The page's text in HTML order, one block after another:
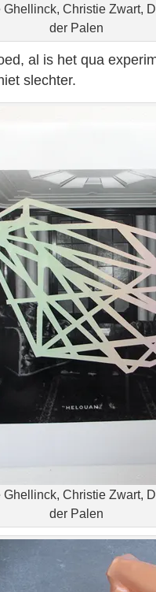
Christie Zwart,
der Palen
al is het qua
slechter.
Christie Zwart,
der Palen